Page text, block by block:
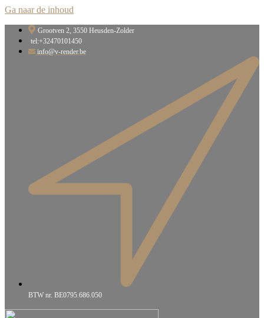
Ga naar de inhoud
Grootven 2, 3550 Heusden-Zolder​
tel:+32470101450
info@v-render.be
BTW nr. BE0795.686.050